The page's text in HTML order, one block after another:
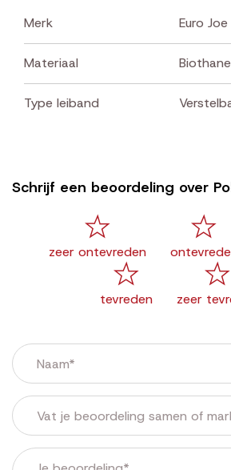
Merk Euro Joe
Materiaal Biothane
Type leiband
Schrijf een beoordeling over
zeer ontevreden
tevreden zeer